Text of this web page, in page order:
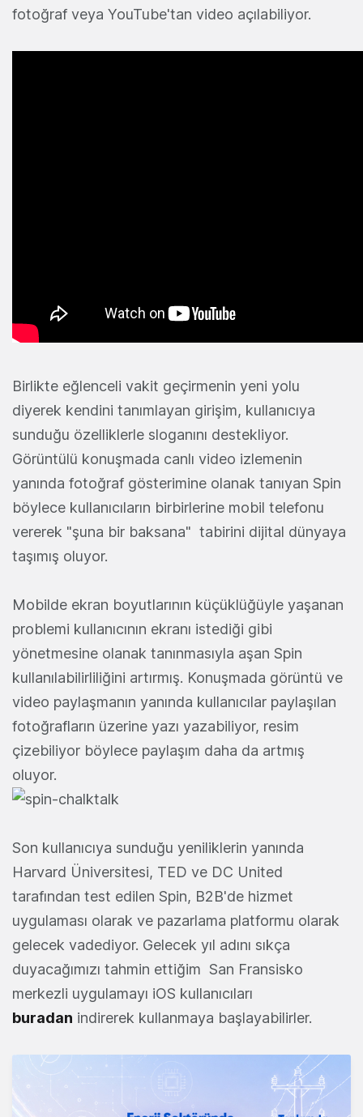
fotoğraf veya YouTube'tan video açılabiliyor.
Birlikte eğlenceli vakit geçirmenin yeni yolu
diyerek kendini tanımlayan girişim, kullanıcıya
sunduğu özelliklerle sloganını destekliyor.
Görüntülü konuşmada canlı video izlemenin
yanında fotoğraf gösterimine olanak tanıyan Spin
böylece kullanıcıların birbirlerine mobil telefonu
vererek "şuna bir baksana" tabirini dijital dünyaya
taşımış oluyor.
Mobilde ekran boyutlarının küçüklüğüyle yaşanan
problemi kullanıcının ekranı istediği gibi
yönetmesine olanak tanınmasıyla aşan Spin
kullanılabilirliliğini artırmış. Konuşmada görüntü ve
video paylaşmanın yanında kullanıcılar paylaşılan
fotoğrafların üzerine yazı yazabiliyor, resim
çizebiliyor böylece paylaşım daha da artmış
oluyor.
Son kullanıcıya sunduğu yeniliklerin yanında
Harvard Üniversitesi, TED ve DC United
tarafından test edilen Spin, B2B'de hizmet
uygulaması olarak ve pazarlama platformu olarak
gelecek vadediyor. Gelecek yıl adını sıkça
duyacağımızı tahmin ettiğim San Fransisko
merkezli uygulamayı iOS kullanıcıları
buradan indirerek kullanmaya başlayabilirler.